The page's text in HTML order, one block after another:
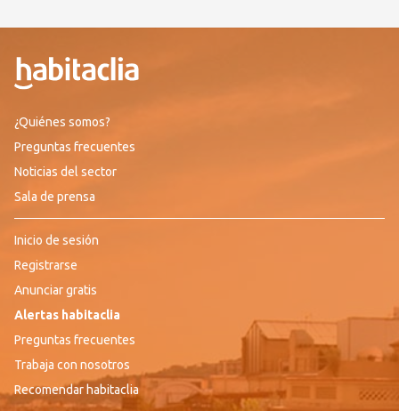
¿Quiénes somos?
Preguntas frecuentes
Noticias del sector
Sala de prensa
Inicio de sesión
Registrarse
Anunciar gratis
Alertas habitaclia
Preguntas frecuentes
Trabaja con nosotros
Recomendar habitaclia